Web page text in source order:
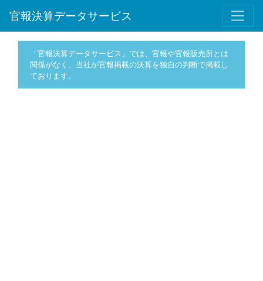
官報決算データサービス
「官報決算データサービス」では、官報や官報販売所とは
関係がなく、当社が官報掲載の決算を独自の判断で掲載し
ております。